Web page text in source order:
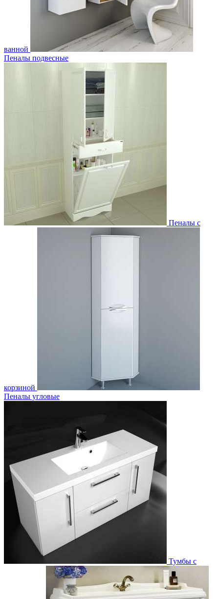
ванной
Пеналы подвесные
Пеналы с
корзиной
Пеналы угловые
Тумбы с